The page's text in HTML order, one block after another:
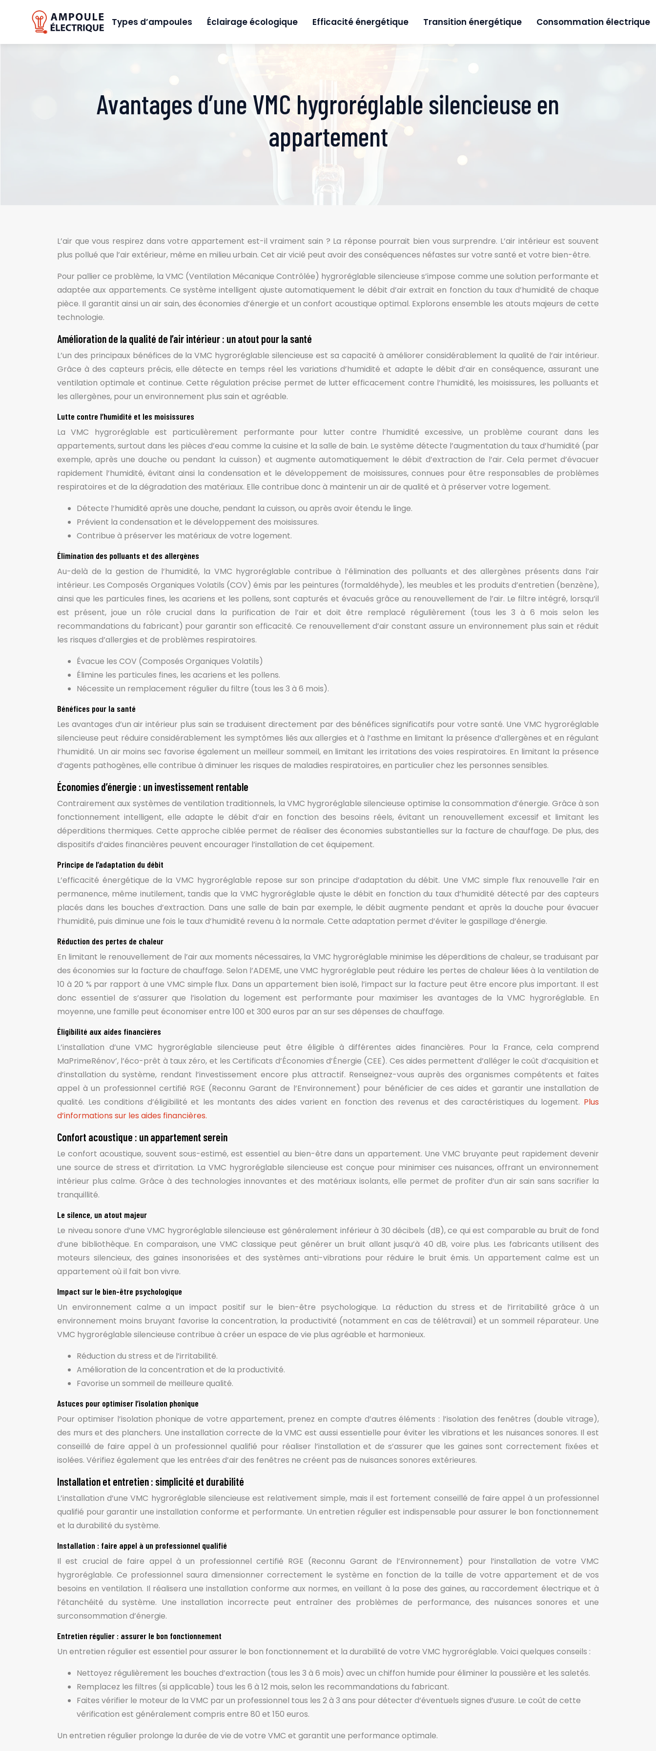
Types d’ampoules Éclairage écologique Efficacité énergétique Transition énergétique Consommation électrique
Avantages d’une VMC hygroréglable silencieuse en
appartement
L’air que vous respirez dans votre appartement est-il vraiment sain ? La réponse pourrait bien vous surprendre. L’air intérieur est souvent
plus pollué que l’air extérieur, même en milieu urbain. Cet air vicié peut avoir des conséquences néfastes sur votre santé et votre bien-être.
Pour pallier ce problème, la VMC (Ventilation Mécanique Contrôlée) hygroréglable silencieuse s’impose comme une solution performante et
adaptée aux appartements. Ce système intelligent ajuste automatiquement le débit d’air extrait en fonction du taux d’humidité de chaque
pièce. Il garantit ainsi un air sain, des économies d’énergie et un confort acoustique optimal. Explorons ensemble les atouts majeurs de cette
technologie.
Amélioration de la qualité de l’air intérieur : un atout pour la santé
L’un des principaux bénéfices de la VMC hygroréglable silencieuse est sa capacité à améliorer considérablement la qualité de l’air intérieur.
Grâce à des capteurs précis, elle détecte en temps réel les variations d’humidité et adapte le débit d’air en conséquence, assurant une
ventilation optimale et continue. Cette régulation précise permet de lutter efficacement contre l’humidité, les moisissures, les polluants et
les allergènes, pour un environnement plus sain et agréable.
Lutte contre l’humidité et les moisissures
La VMC hygroréglable est particulièrement performante pour lutter contre l’humidité excessive, un problème courant dans les
appartements, surtout dans les pièces d’eau comme la cuisine et la salle de bain. Le système détecte l’augmentation du taux d’humidité (par
exemple, après une douche ou pendant la cuisson) et augmente automatiquement le débit d’extraction de l’air. Cela permet d’évacuer
rapidement l’humidité, évitant ainsi la condensation et le développement de moisissures, connues pour être responsables de problèmes
respiratoires et de la dégradation des matériaux. Elle contribue donc à maintenir un air de qualité et à préserver votre logement.
Détecte l’humidité après une douche, pendant la cuisson, ou après avoir étendu le linge.
Prévient la condensation et le développement des moisissures.
Contribue à préserver les matériaux de votre logement.
Élimination des polluants et des allergènes
Au-delà de la gestion de l’humidité, la VMC hygroréglable contribue à l’élimination des polluants et des allergènes présents dans l’air
intérieur. Les Composés Organiques Volatils (COV) émis par les peintures (formaldéhyde), les meubles et les produits d’entretien (benzène),
ainsi que les particules fines, les acariens et les pollens, sont capturés et évacués grâce au renouvellement de l’air. Le filtre intégré, lorsqu’il
est présent, joue un rôle crucial dans la purification de l’air et doit être remplacé régulièrement (tous les 3 à 6 mois selon les
recommandations du fabricant) pour garantir son efficacité. Ce renouvellement d’air constant assure un environnement plus sain et réduit
les risques d’allergies et de problèmes respiratoires.
Évacue les COV (Composés Organiques Volatils)
Élimine les particules fines, les acariens et les pollens.
Nécessite un remplacement régulier du filtre (tous les 3 à 6 mois).
Bénéfices pour la santé
Les avantages d’un air intérieur plus sain se traduisent directement par des bénéfices significatifs pour votre santé. Une VMC hygroréglable
silencieuse peut réduire considérablement les symptômes liés aux allergies et à l’asthme en limitant la présence d’allergènes et en régulant
l’humidité. Un air moins sec favorise également un meilleur sommeil, en limitant les irritations des voies respiratoires. En limitant la présence
d’agents pathogènes, elle contribue à diminuer les risques de maladies respiratoires, en particulier chez les personnes sensibles.
Économies d’énergie : un investissement rentable
Contrairement aux systèmes de ventilation traditionnels, la VMC hygroréglable silencieuse optimise la consommation d’énergie. Grâce à son
fonctionnement intelligent, elle adapte le débit d’air en fonction des besoins réels, évitant un renouvellement excessif et limitant les
déperditions thermiques. Cette approche ciblée permet de réaliser des économies substantielles sur la facture de chauffage. De plus, des
dispositifs d’aides financières peuvent encourager l’installation de cet équipement.
Principe de l’adaptation du débit
L’efficacité énergétique de la VMC hygroréglable repose sur son principe d’adaptation du débit. Une VMC simple flux renouvelle l’air en
permanence, même inutilement, tandis que la VMC hygroréglable ajuste le débit en fonction du taux d’humidité détecté par des capteurs
placés dans les bouches d’extraction. Dans une salle de bain par exemple, le débit augmente pendant et après la douche pour évacuer
l’humidité, puis diminue une fois le taux d’humidité revenu à la normale. Cette adaptation permet d’éviter le gaspillage d’énergie.
Réduction des pertes de chaleur
En limitant le renouvellement de l’air aux moments nécessaires, la VMC hygroréglable minimise les déperditions de chaleur, se traduisant par
des économies sur la facture de chauffage. Selon l’ADEME, une VMC hygroréglable peut réduire les pertes de chaleur liées à la ventilation de
10 à 20 % par rapport à une VMC simple flux. Dans un appartement bien isolé, l’impact sur la facture peut être encore plus important. Il est
donc essentiel de s’assurer que l’isolation du logement est performante pour maximiser les avantages de la VMC hygroréglable. En
moyenne, une famille peut économiser entre 100 et 300 euros par an sur ses dépenses de chauffage.
Éligibilité aux aides financières
L’installation d’une VMC hygroréglable silencieuse peut être éligible à différentes aides financières. Pour la France, cela comprend
MaPrimeRénov’, l’éco-prêt à taux zéro, et les Certificats d’Économies d’Énergie (CEE). Ces aides permettent d’alléger le coût d’acquisition et
d’installation du système, rendant l’investissement encore plus attractif. Renseignez-vous auprès des organismes compétents et faites
appel à un professionnel certifié RGE (Reconnu Garant de l’Environnement) pour bénéficier de ces aides et garantir une installation de
qualité. Les conditions d’éligibilité et les montants des aides varient en fonction des revenus et des caractéristiques du logement. Plus
d’informations sur les aides financières.
Confort acoustique : un appartement serein
Le confort acoustique, souvent sous-estimé, est essentiel au bien-être dans un appartement. Une VMC bruyante peut rapidement devenir
une source de stress et d’irritation. La VMC hygroréglable silencieuse est conçue pour minimiser ces nuisances, offrant un environnement
intérieur plus calme. Grâce à des technologies innovantes et des matériaux isolants, elle permet de profiter d’un air sain sans sacrifier la
tranquillité.
Le silence, un atout majeur
Le niveau sonore d’une VMC hygroréglable silencieuse est généralement inférieur à 30 décibels (dB), ce qui est comparable au bruit de fond
d’une bibliothèque. En comparaison, une VMC classique peut générer un bruit allant jusqu’à 40 dB, voire plus. Les fabricants utilisent des
moteurs silencieux, des gaines insonorisées et des systèmes anti-vibrations pour réduire le bruit émis. Un appartement calme est un
appartement où il fait bon vivre.
Impact sur le bien-être psychologique
Un environnement calme a un impact positif sur le bien-être psychologique. La réduction du stress et de l’irritabilité grâce à un
environnement moins bruyant favorise la concentration, la productivité (notamment en cas de télétravail) et un sommeil réparateur. Une
VMC hygroréglable silencieuse contribue à créer un espace de vie plus agréable et harmonieux.
Réduction du stress et de l’irritabilité.
Amélioration de la concentration et de la productivité.
Favorise un sommeil de meilleure qualité.
Astuces pour optimiser l’isolation phonique
Pour optimiser l’isolation phonique de votre appartement, prenez en compte d’autres éléments : l’isolation des fenêtres (double vitrage),
des murs et des planchers. Une installation correcte de la VMC est aussi essentielle pour éviter les vibrations et les nuisances sonores. Il est
conseillé de faire appel à un professionnel qualifié pour réaliser l’installation et de s’assurer que les gaines sont correctement fixées et
isolées. Vérifiez également que les entrées d’air des fenêtres ne créent pas de nuisances sonores extérieures.
Installation et entretien : simplicité et durabilité
L’installation d’une VMC hygroréglable silencieuse est relativement simple, mais il est fortement conseillé de faire appel à un professionnel
qualifié pour garantir une installation conforme et performante. Un entretien régulier est indispensable pour assurer le bon fonctionnement
et la durabilité du système.
Installation : faire appel à un professionnel qualifié
Il est crucial de faire appel à un professionnel certifié RGE (Reconnu Garant de l’Environnement) pour l’installation de votre VMC
hygroréglable. Ce professionnel saura dimensionner correctement le système en fonction de la taille de votre appartement et de vos
besoins en ventilation. Il réalisera une installation conforme aux normes, en veillant à la pose des gaines, au raccordement électrique et à
l’étanchéité du système. Une installation incorrecte peut entraîner des problèmes de performance, des nuisances sonores et une
surconsommation d’énergie.
Entretien régulier : assurer le bon fonctionnement
Un entretien régulier est essentiel pour assurer le bon fonctionnement et la durabilité de votre VMC hygroréglable. Voici quelques conseils :
Nettoyez régulièrement les bouches d’extraction (tous les 3 à 6 mois) avec un chiffon humide pour éliminer la poussière et les saletés.
Remplacez les filtres (si applicable) tous les 6 à 12 mois, selon les recommandations du fabricant.
Faites vérifier le moteur de la VMC par un professionnel tous les 2 à 3 ans pour détecter d’éventuels signes d’usure. Le coût de cette
vérification est généralement compris entre 80 et 150 euros.
Un entretien régulier prolonge la durée de vie de votre VMC et garantit une performance optimale.